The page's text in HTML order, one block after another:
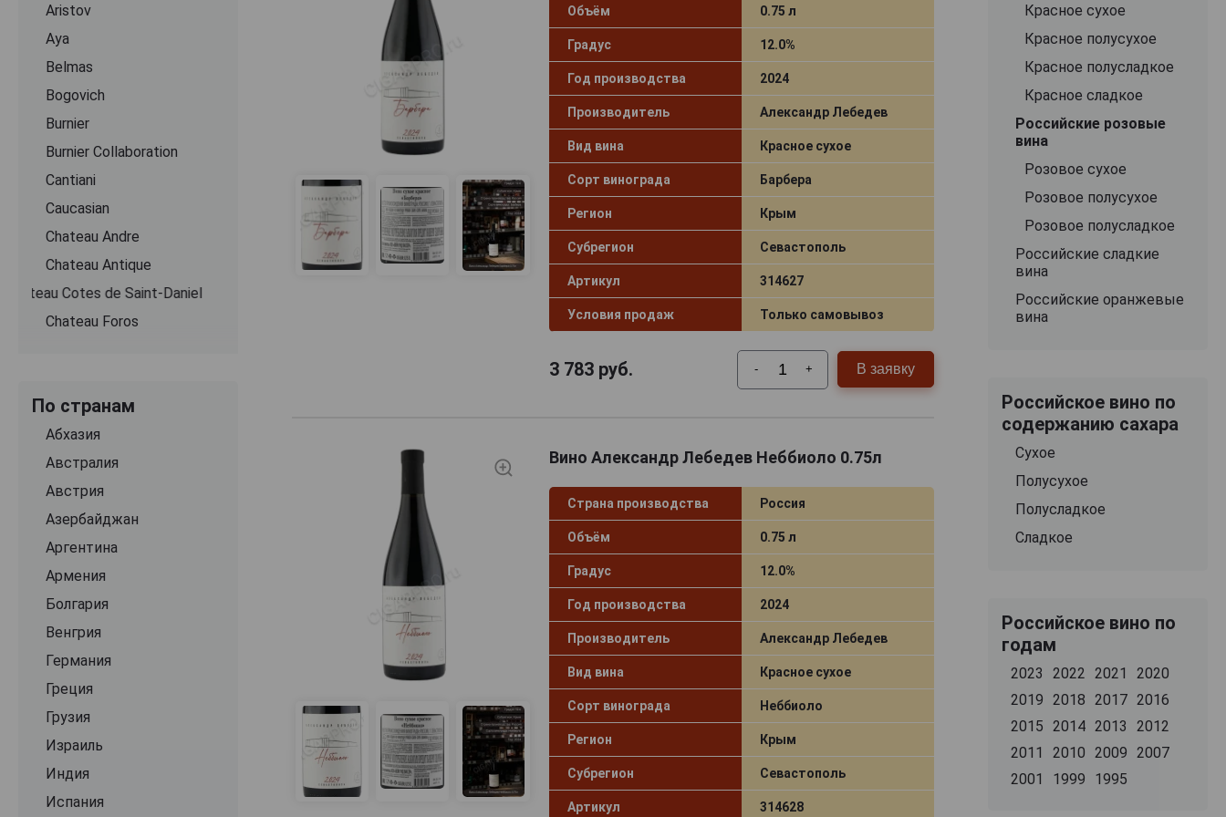
Aristov
Aya
Belmas
Bogovich
Burnier
Burnier Collaboration
Cantiani
Caucasian
Chateau Andre
Chateau Antique
Chateau Cotes de Saint-Daniel
Chateau Foros
Chateau Tamagne
Chateau de Talu
Chateau le Grand Vostock
Crispy Wine
Debut
Derbend
Desono
Di Caspico
Domaine Lipko
Dubinin Winery
Esse
Five Continents
Four colours
Gai-Kodzor
Glow
По странам
Абхазия
Австралия
Австрия
Азербайджан
Аргентина
Армения
Болгария
Венгрия
Германия
Греция
Грузия
Израиль
Индия
Испания
Объём 0.75 л
Градус 12.0%
Год производства 2024
Производитель Александр Лебедев
Вид вина Красное сухое
Сорт винограда Барбера
Регион Крым
Субрегион Севастополь
Артикул 314627
Условия продаж Только самовывоз
3 783руб. - + В заявку
Вино Александр Лебедев Неббиоло 0.75л
Страна производства Россия
Объём 0.75 л
Градус 12.0%
Год производства 2024
Производитель Александр Лебедев
Вид вина Красное сухое
Сорт винограда Неббиоло
Регион Крым
Субрегион Севастополь
Артикул 314628
Красное сухое
Красное полусухое
Красное полусладкое
Красное сладкое
Российские розовые
вина
Розовое сухое
Розовое полусухое
Розовое полусладкое
Российские сладкие
вина
Российские оранжевые
вина
Российское вино по
содержанию сахара
Сухое
Полусухое
Полусладкое
Сладкое
Российское вино по
годам
2023 2022 2021
2020
2019
2018 2017 2016
2015
2014 2013
2012
2011
2010 2009
2007
2001
1999 1995